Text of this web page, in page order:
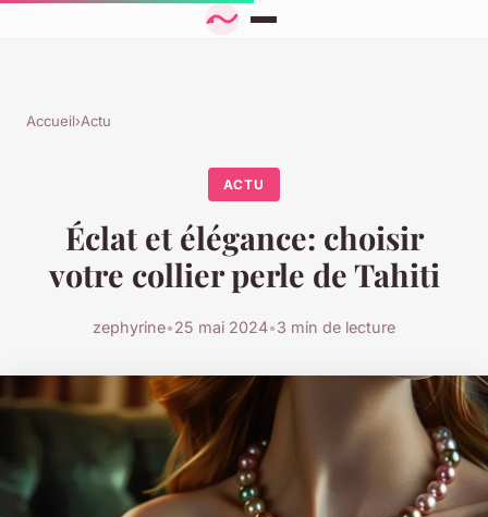
Accueil›Actu
ACTU
Éclat et élégance: choisir
votre collier perle de Tahiti
zephyrine•25 mai 2024•3 min de lecture